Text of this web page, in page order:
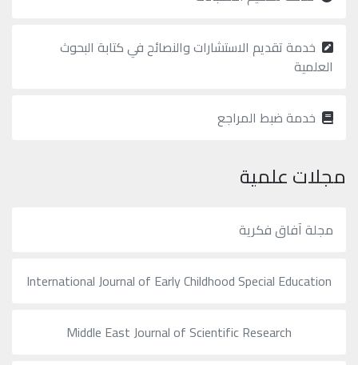
خدمة تقديم الاستشارات والنصائح في كتابة البحوث
العلمية
خدمة ضبط المراجع
مجلات علمية
مجلة آفاق فكرية
International Journal of Early Childhood Special Education
Middle East Journal of Scientific Research